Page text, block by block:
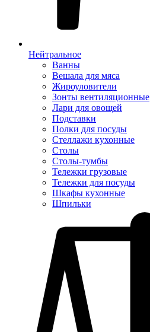
Нейтральное
Ванны
Вешала для мяса
Жироуловители
Зонты вентиляционные
Лари для овощей
Подставки
Полки для посуды
Стеллажи кухонные
Столы
Столы-тумбы
Тележки грузовые
Тележки для посуды
Шкафы кухонные
Шпильки